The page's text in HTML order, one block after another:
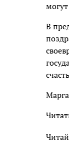
В